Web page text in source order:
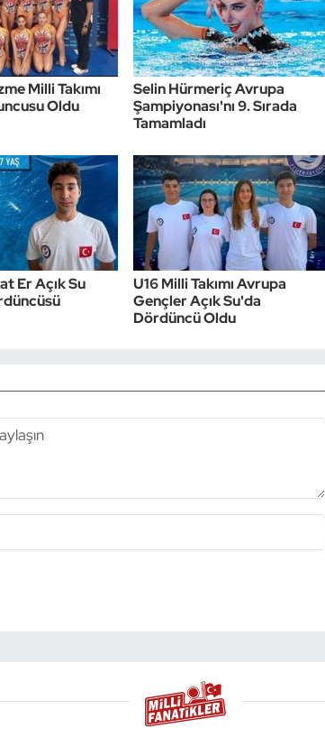
Milli Takımı
Oldu
Selin Hürmeriç Avrupa
Şampiyonası'nı 9. Sırada
Tamamladı
Er Açık Su
U16 Milli Takımı Avrupa
Gençler Açık Su'da
Dördüncü Oldu